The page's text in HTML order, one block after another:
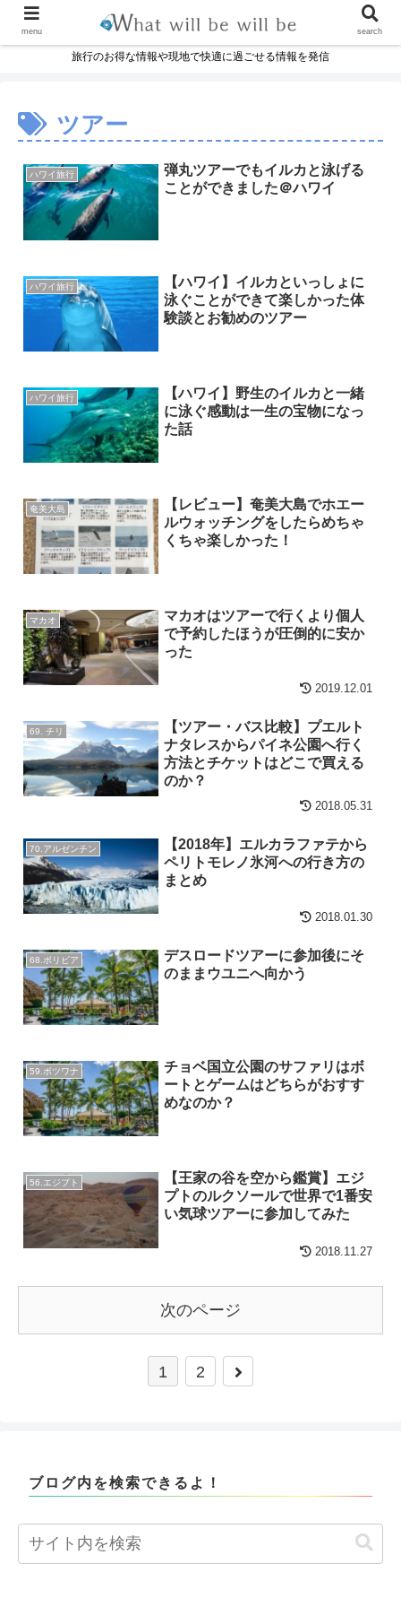
旅行のお得な情報や現地で快適に過ごせる情報を発信
ツアー
ハワイ旅行
弾丸ツアーでもイルカと泳げる
ことができました＠ハワイ
ハワイ旅行
【ハワイ】イルカといっしょに
泳ぐことができて楽しかった体
験談とお勧めのツアー
ハワイ旅行
【ハワイ】野生のイルカと一緒
に泳ぐ感動は一生の宝物になっ
た話
奄美大島
【レビュー】奄美大島でホエー
ルウォッチングをしたらめちゃ
くちゃ楽しかった！
マカオ
マカオはツアーで行くより個人
で予約したほうが圧倒的に安か
った
2019.12.01
69. チリ
【ツアー・バス比較】プエルト
ナタレスからパイネ公園へ行く
方法とチケットはどこで買える
のか？
2018.05.31
70.アルゼンチン
【2018年】エルカラファテから
ペリトモレノ氷河への行き方の
まとめ
2018.01.30
68.ボリビア
デスロードツアーに参加後にそ
のままウユニへ向かう
59.ボツワナ
チョベ国立公園のサファリはボ
ートとゲームはどちらがおすす
めなのか？
56.エジプト
【王家の谷を空から鑑賞】エジ
プトのルクソールで世界で1番安
い気球ツアーに参加してみた
2018.11.27
次のページ
1 2
ブログ内を検索できるよ！
menu search